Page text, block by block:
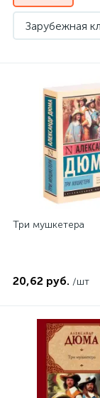
Зарубежная
Три мушкетера
20,62 руб. /шт